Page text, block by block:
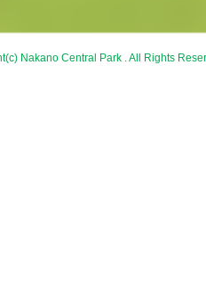
Nakano Central Park . All Rights